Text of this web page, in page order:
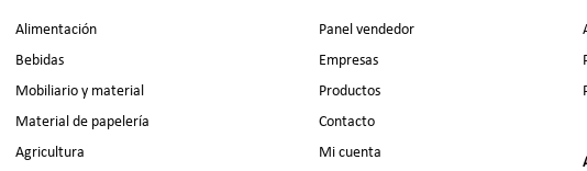
Alimentación
Bebidas
Mobiliario y material
Material de papelería
Agricultura
Panel vendedor
Empresas
Productos
Contacto
Mi cuenta